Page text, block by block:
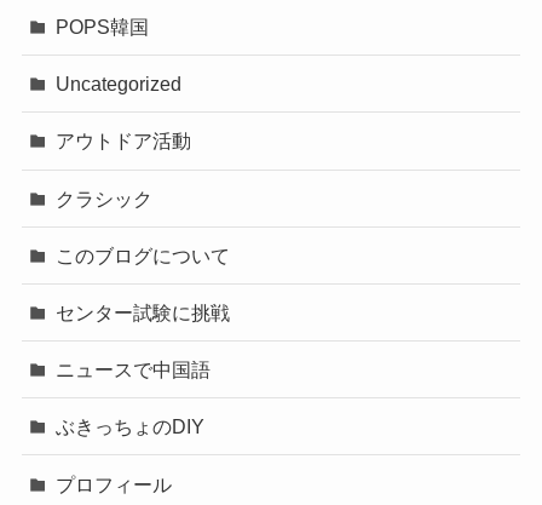
POPS韓国
Uncategorized
アウトドア活動
クラシック
このブログについて
センター試験に挑戦
ニュースで中国語
ぶきっちょのDIY
プロフィール